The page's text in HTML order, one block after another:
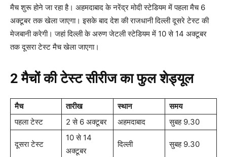
मैच शुरू होने जा रहा है। अहमदाबाद के नरेंद्र मोदी स्टेडियम में पहला मैच 6
अक्टूबर तक खेला जाएगा। इसके बाद देश की राजधानी दिल्ली दूसरे टेस्ट की
मेजबानी करेगी। जहां दिल्ली के अरुण जेटली स्टेडियम में 10 से 14 अक्टूबर
तक दूसरा टेस्ट मैच खेला जाएगा।
2 मैचों की टेस्ट सीरीज का फुल शेड्यूल
मैच तारीख स्थान
समय
पहला टेस्ट
2 से 6 अक्टूबर अहमदाबाद सुबह 9.30
दूसरा टेस्ट
10 से 14
अक्टूबर
दिल्ली सुबह 9.30